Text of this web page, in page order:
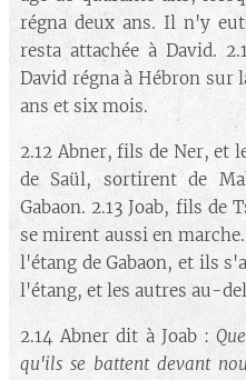
régna deux ans. Il n'y
resta attachée à David.
David régna à Hébron sur
ans et six mois.
2.12 Abner, fils de Ner, et
de Saül, sortirent de
Gabaon. 2.13 Joab, fils de
se mirent aussi en
l'étang de Gabaon, et ils
l'étang, et les autres au-
2.14 Abner dit à Joab :
qu'ils se battent devant